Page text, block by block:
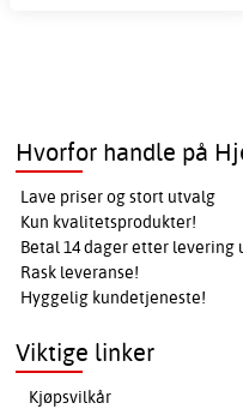
Hvorfor handle på
Lave priser og stort utvalg
Kun kvalitetsprodukter!
Betal 14 dager etter levering
Rask leveranse!
Hyggelig kundetjeneste!
Viktige linker
Kjøpsvilkår